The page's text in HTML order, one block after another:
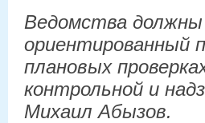
Ведомства
ориентированный
плановых
контрольной и
Михаил Абызов.